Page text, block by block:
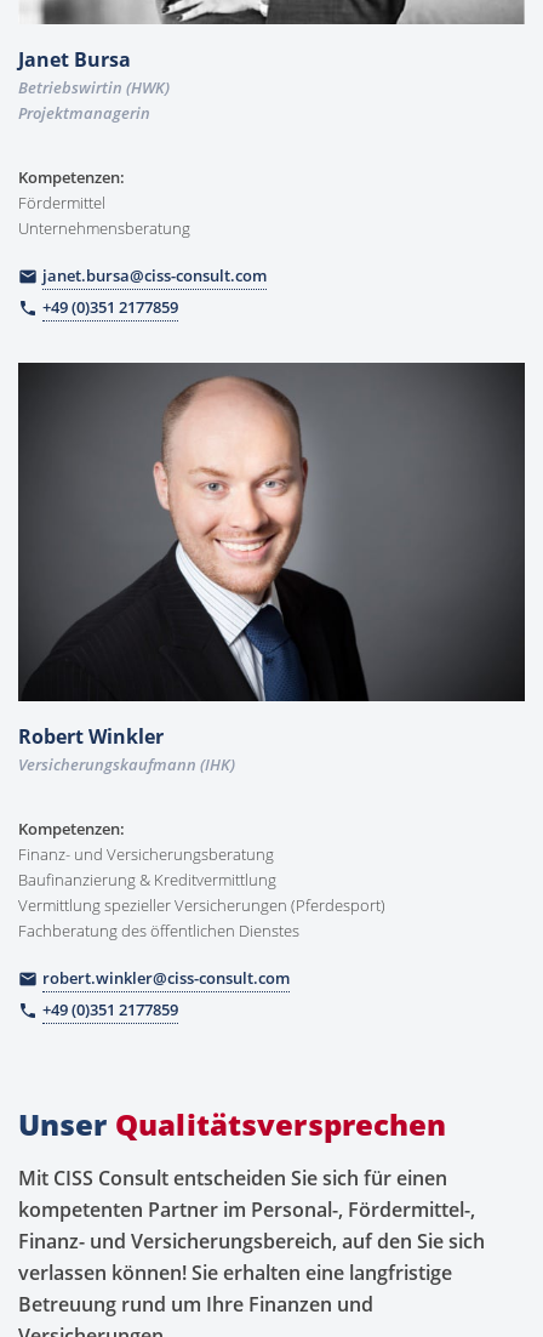
Janet Bursa
Betriebswirtin (HWK)
Projektmanagerin
Kompetenzen:
Fördermittel
Unternehmensberatung
email janet.bursa@ciss-consult.com
phone +49 (0)351 2177859
Robert Winkler
Versicherungskaufmann (IHK)
Kompetenzen:
Finanz- und Versicherungsberatung
Baufinanzierung & Kreditvermittlung
Vermittlung spezieller Versicherungen (Pferdesport)
Fachberatung des öffentlichen Dienstes
email robert.winkler@ciss-consult.com
phone +49 (0)351 2177859
Unser Qualitätsversprechen
Mit CISS Consult entscheiden Sie sich für einen
kompetenten Partner im Personal-, Fördermittel-,
Finanz- und Versicherungsbereich, auf den Sie sich
verlassen können! Sie erhalten eine langfristige
Betreuung rund um Ihre Finanzen und